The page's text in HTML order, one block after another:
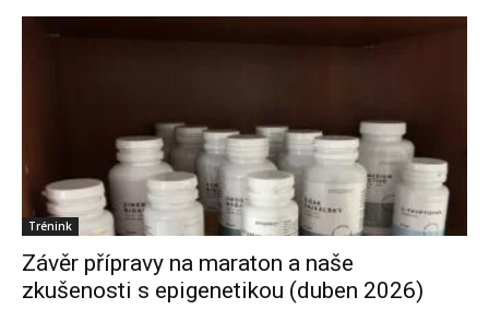
Trénink
Závěr přípravy na maraton a naše
zkušenosti s epigenetikou (duben 2026)